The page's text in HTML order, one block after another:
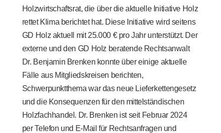
Holzwirtschaftsrat, die über die aktuelle Initiative Holz
rettet Klima berichtet hat. Diese Initiative wird seitens
GD Holz aktuell mit 25.000 € pro Jahr unterstützt. Der
externe und den GD Holz beratende Rechtsanwalt
Dr. Benjamin Brenken konnte über einige aktuelle
Fälle aus Mitgliedskreisen berichten,
Schwerpunktthema war das neue Lieferkettengesetz
und die Konsequenzen für den mittelständischen
Holzfachhandel. Dr. Brenken ist seit Februar 2024
per Telefon und E-Mail für Rechtsanfragen und